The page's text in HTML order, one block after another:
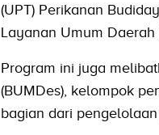
(UPT) Perikanan
Layanan Umum
Program ini juga
(BUMDes), kelompok
bagian dari